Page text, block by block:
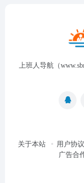
上班人导航（
关于本站 用户协议
广告合